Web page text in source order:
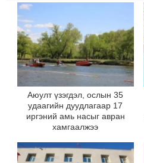
Аюулт үзэгдэл, ослын 35
удаагийн дуудлагаар 17
иргэний амь насыг авран
хамгаалжээ